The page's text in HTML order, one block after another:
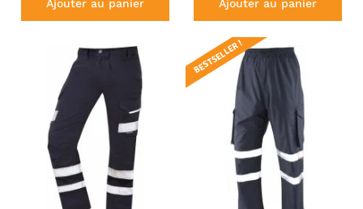
Ajouter au panier Ajouter au panier
BESTSELLER !